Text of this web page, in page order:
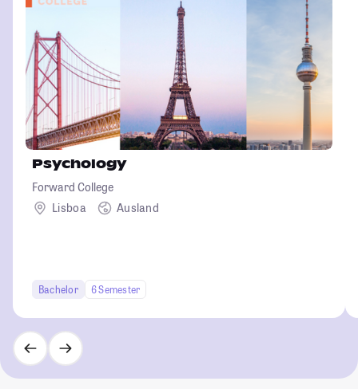
Psychology
Forward College
Lisboa
Ausland
Bachelor 6 Semester